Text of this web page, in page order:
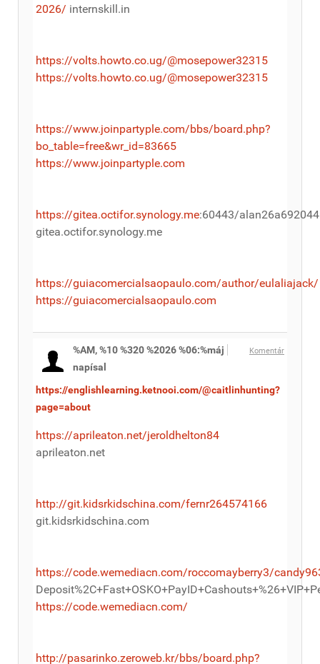
2026/ internskill.in
https://volts.howto.co.ug/@mosepower32315
https://volts.howto.co.ug/@mosepower32315
https://www.joinpartyple.com/bbs/board.php?
bo_table=free&wr_id=83665
https://www.joinpartyple.com
https://gitea.octifor.synology.me:60443/alan26a692044
gitea.octifor.synology.me
https://guiacomercialsaopaulo.com/author/eulaliajack/
https://guiacomercialsaopaulo.com
Komentár
%AM, %10 %320 %2026 %06:%máj
napísal
https://englishlearning.ketnooi.com/@caitlinhunting?
page=about
https://aprileaton.net/jeroldhelton84
aprileaton.net
http://git.kidsrkidschina.com/fernr264574166
git.kidsrkidschina.com
https://code.wemediacn.com/roccomayberry3/
https://code.wemediacn.com/
http://pasarinko.zeroweb.kr/bbs/board.php?